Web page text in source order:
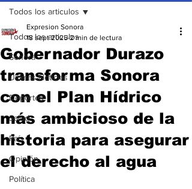
Todos los articulos
Sonora
Ultimas Noticias
Deportes
Salud
País
Opinión
Política
Todos los articulos
Gobernador Durazo
transforma Sonora
con el Plan Hídrico
más ambicioso de la
historia para asegurar
el derecho al agua
Expresion Sonora
18 sept 2025 2 min de lectura